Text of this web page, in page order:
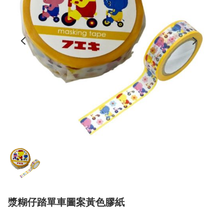
漿糊仔踏單車圖案黃色膠紙